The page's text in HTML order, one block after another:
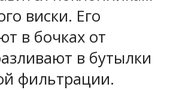
виски. Его
в бочках от
в бутылки
фильтрации.